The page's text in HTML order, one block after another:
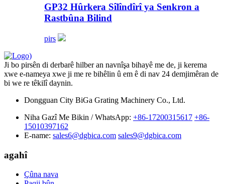
GP32 Hûrkera Sîlîndîrî ya Senkron a
Rastbûna Bilind
pirs
Ji bo pirsên di derbarê hilber an navnîşa bihayê me de, ji kerema
xwe e-nameya xwe ji me re bihêlin û em ê di nav 24 demjimêran de
bi we re têkilî daynin.
Dongguan City BiGa Grating Machinery Co., Ltd.
Niha Gazî Me Bikin / WhatsApp: +86-17200315617 +86-
15010397162
E-name: sales6@dgbica.com sales9@dgbica.com
agahî
Çûna nava